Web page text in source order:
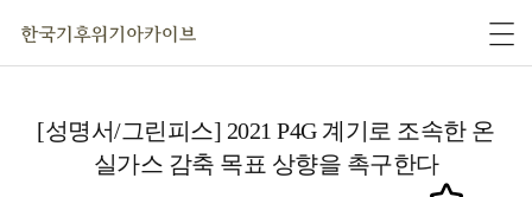
[성명서/그린피스] 2021 P4G 계기로 조속한 온
실가스 감축 목표 상향을 촉구한다